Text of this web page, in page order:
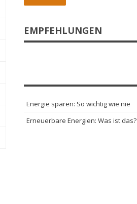
EMPFEHLUNGEN
Energie sparen: So wichtig wie nie
Erneuerbare Energien: Was ist das?